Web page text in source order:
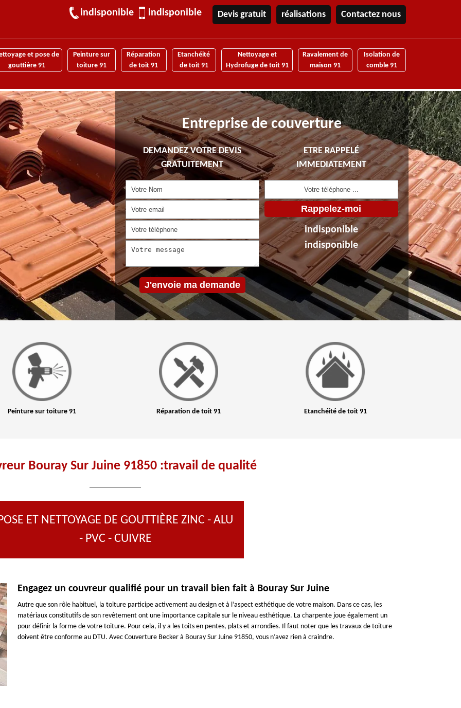
Devis gratuit réalisations Contactez nous
indisponible indisponible
et pose de
gouttière 91
Peinture sur
toiture 91
Réparation
de toit 91
Etanchéité
de toit 91
Nettoyage et
Hydrofuge de toit 91
Ravalement de
maison 91
Isolation de
comble 91
Entreprise de couverture
DEMANDEZ VOTRE DEVIS
GRATUITEMENT
ETRE RAPPELÉ
IMMEDIATEMENT
indisponible
indisponible
91 Réparation de toit 91 Etanchéité de toit 91
Bouray Sur Juine 91850 :travail de qualité
ET NETTOYAGE DE GOUTTIÈRE ZINC - ALU
- PVC - CUIVRE
Engagez un couvreur qualifié pour un travail bien fait à Bouray Sur Juine
Autre que son rôle habituel, la toiture participe activement au design et à l’aspect esthétique de votre maison. Dans ce cas, les
matériaux constitutifs de son revêtement ont une importance capitale sur le niveau esthétique. La charpente joue également un
pour définir la forme de votre toiture. Pour cela, il y a les toits en pentes, plats et arrondies. Il faut noter que les travaux de toiture
doivent être conforme au DTU. Avec Couverture Becker à Bouray Sur Juine 91850, vous n’avez rien à craindre.